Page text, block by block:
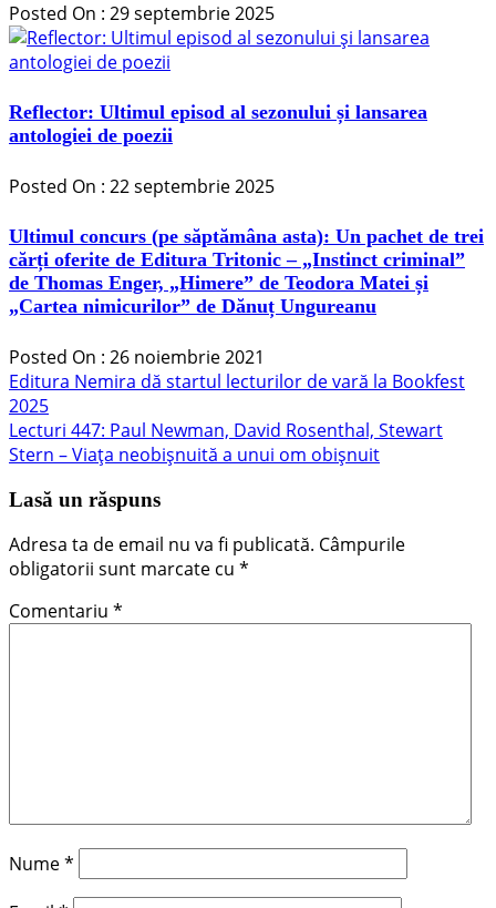
Posted On : 29 septembrie 2025
Reflector: Ultimul episod al sezonului și lansarea
antologiei de poezii
Posted On : 22 septembrie 2025
Ultimul concurs (pe săptămâna asta): Un pachet de trei
cărți oferite de Editura Tritonic – „Instinct criminal”
de Thomas Enger, „Himere” de Teodora Matei și
„Cartea nimicurilor” de Dănuț Ungureanu
Posted On : 26 noiembrie 2021
Navigare
în
articole
Articolul
anterior:
Editura Nemira dă startul lecturilor de vară la Bookfest
2025
Articolul
următor:
Lecturi 447: Paul Newman, David Rosenthal, Stewart
Stern – Viața neobișnuită a unui om obișnuit
Lasă un răspuns
Adresa ta de email nu va fi publicată. Câmpurile
obligatorii sunt marcate cu *
Comentariu *
Nume*